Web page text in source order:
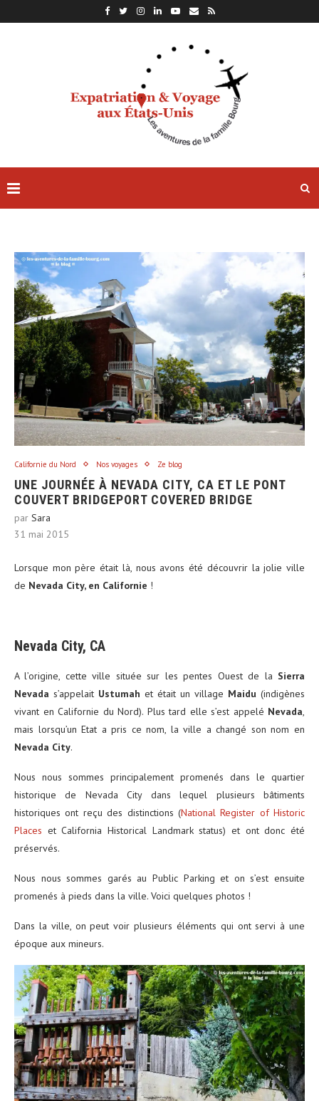
Californie du Nord Nos voyages Ze blog
UNE JOURNÉE À NEVADA CITY, CA ET LE PONT
COUVERT BRIDGEPORT COVERED BRIDGE
par Sara
31 mai 2015
Lorsque mon père était là, nous avons été découvrir la jolie ville
de Nevada City, en Californie !
Nevada City, CA
A l’origine, cette ville située sur les pentes Ouest de la Sierra
Nevada s’appelait Ustumah et était un village Maidu (indigènes
vivant en Californie du Nord). Plus tard elle s’est appelé Nevada,
mais lorsqu’un Etat a pris ce nom, la ville a changé son nom en
Nevada City.
Nous nous sommes principalement promenés dans le quartier
historique de Nevada City dans lequel plusieurs bâtiments
historiques ont reçu des distinctions (National Register of Historic
Places et California Historical Landmark status) et ont donc été
préservés.
Nous nous sommes garés au Public Parking et on s’est ensuite
promenés à pieds dans la ville. Voici quelques photos !
Dans la ville, on peut voir plusieurs éléments qui ont servi à une
époque aux mineurs.